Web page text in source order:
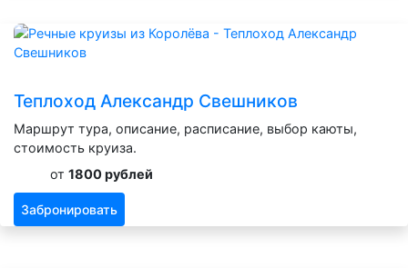
Теплоход Александр Свешников
Маршрут тура, описание, расписание, выбор каюты,
стоимость круиза.
от 1800 рублей
Забронировать